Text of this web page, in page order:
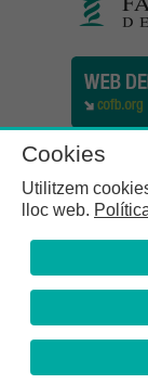
Col·legi
Girona,
Cookies
Utilitzem
lloc web.